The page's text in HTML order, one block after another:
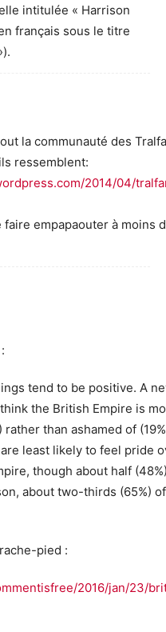
intitulée « Harrison
français sous le titre
la communauté des
ressemblent:
2014/04/
faire empapaouter à moins
tend to be positive. A
the British Empire is
than ashamed of
least likely to feel pride
though about half
about two-thirds (65%) of
pied :
2016/jan/23/